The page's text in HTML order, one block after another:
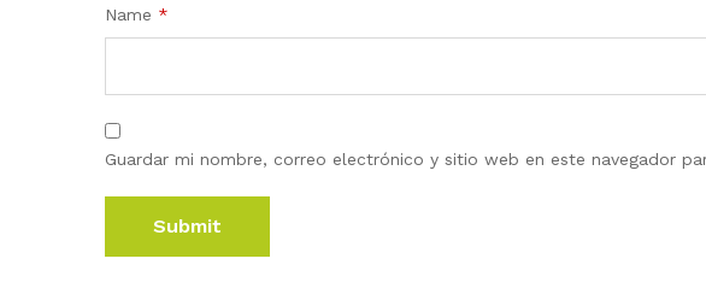
Name *
Guardar mi nombre, correo electrónico y sitio web en este navegador